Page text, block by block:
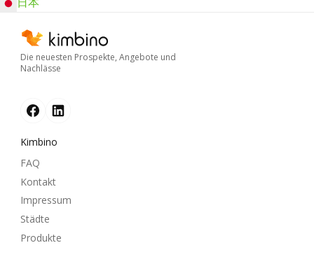
Die neuesten Prospekte, Angebote und
Nachlässe
Kimbino
FAQ
Kontakt
Impressum
Städte
Produkte